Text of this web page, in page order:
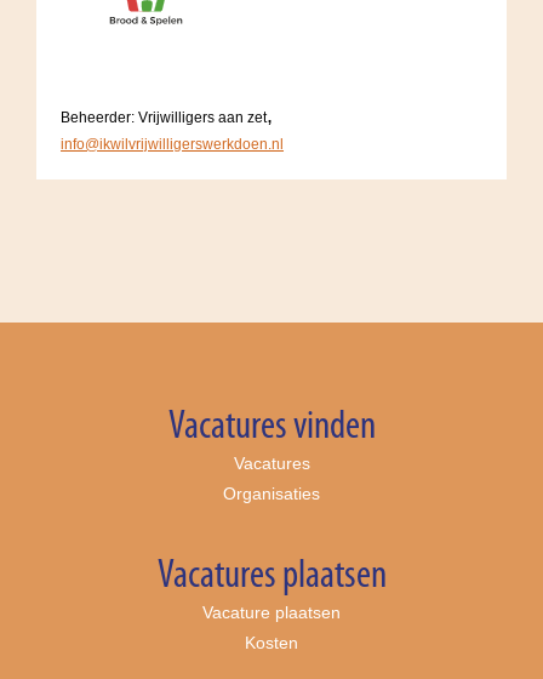
Beheerder: Vrijwilligers aan zet,
info@ikwilvrijwilligerswerkdoen.nl
Vacatures vinden
Vacatures
Organisaties
Vacatures plaatsen
Vacature plaatsen
Kosten